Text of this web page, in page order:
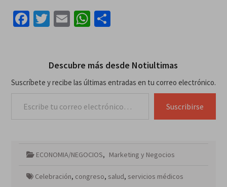
Facebook
Twitter
EmailWhatsApp
Compartir
Descubre más desde Notiultimas
Suscríbete y recibe las últimas entradas en tu correo electrónico.
Suscribirse
ECONOMIA/NEGOCIOS, Marketing y Negocios
Celebración, congreso, salud, servicios médicos